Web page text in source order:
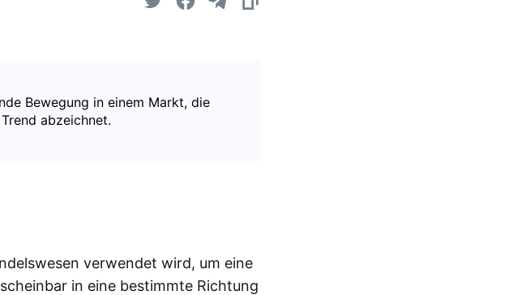
Bewegung in einem Markt, die
abzeichnet.
verwendet wird, um eine
in eine bestimmte Richtung